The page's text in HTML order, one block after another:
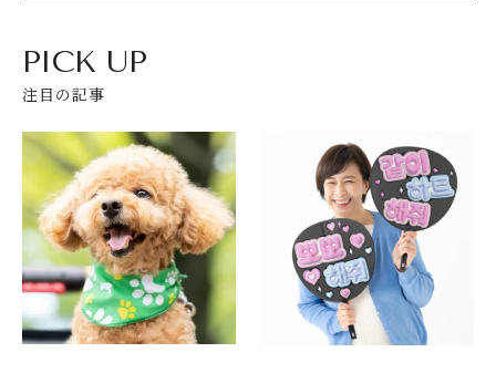
PICK UP
注目の記事